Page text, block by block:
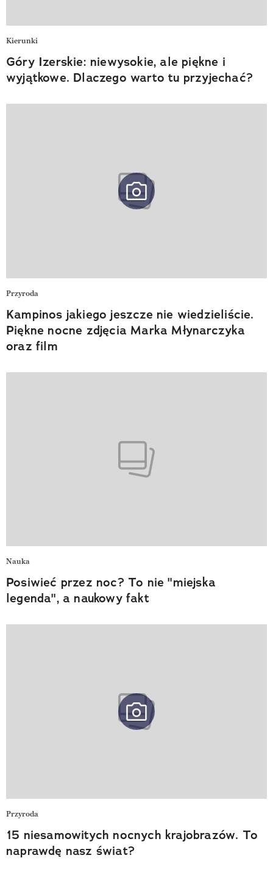
Kierunki
Góry Izerskie: niewysokie, ale piękne i
wyjątkowe. Dlaczego warto tu przyjechać?
Przyroda
Kampinos jakiego jeszcze nie wiedzieliście.
Piękne nocne zdjęcia Marka Młynarczyka
oraz film
Nauka
Posiwieć przez noc? To nie "miejska
legenda", a naukowy fakt
Przyroda
15 niesamowitych nocnych krajobrazów. To
naprawdę nasz świat?